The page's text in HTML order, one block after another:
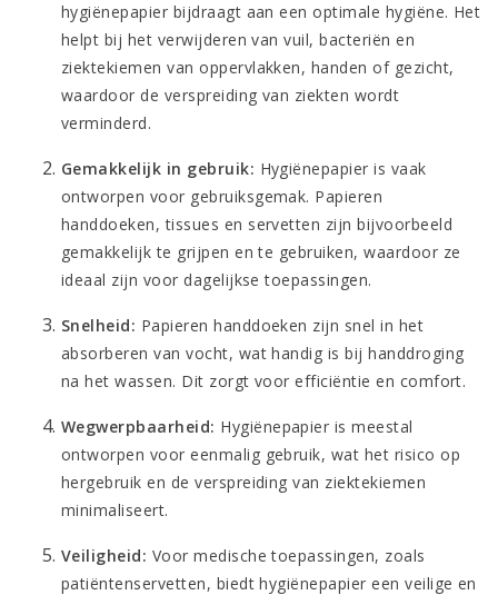
hygiënepapier bijdraagt aan een optimale hygiëne. Het
helpt bij het verwijderen van vuil, bacteriën en
ziektekiemen van oppervlakken, handen of gezicht,
waardoor de verspreiding van ziekten wordt
verminderd.
Gemakkelijk in gebruik: Hygiënepapier is vaak
ontworpen voor gebruiksgemak. Papieren
handdoeken, tissues en servetten zijn bijvoorbeeld
gemakkelijk te grijpen en te gebruiken, waardoor ze
ideaal zijn voor dagelijkse toepassingen.
Snelheid: Papieren handdoeken zijn snel in het
absorberen van vocht, wat handig is bij handdroging
na het wassen. Dit zorgt voor efficiëntie en comfort.
Wegwerpbaarheid: Hygiënepapier is meestal
ontworpen voor eenmalig gebruik, wat het risico op
hergebruik en de verspreiding van ziektekiemen
minimaliseert.
Veiligheid: Voor medische toepassingen, zoals
patiëntenservetten, biedt hygiënepapier een veilige en